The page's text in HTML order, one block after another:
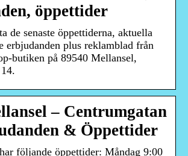
öppettider
de senaste öppettiderna, aktuella
erbjudanden plus reklamblad från
butiken på 89540 Mellansel,
– Centrumgatan
& Öppettider
följande öppettider: Måndag 9:00